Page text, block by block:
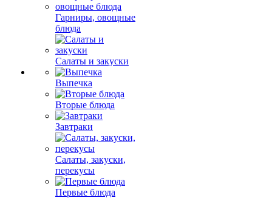
Гарниры, овощные
блюда
Салаты и закуски
Выпечка
Вторые блюда
Завтраки
Салаты, закуски,
перекусы
Первые блюда